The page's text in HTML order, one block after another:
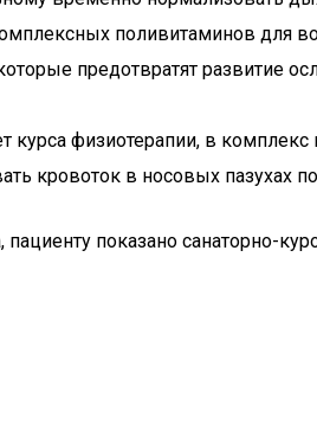
поливитаминов для
предотвратят развитие
курса физиотерапии, в
кровоток в носовых пазухах
показано санаторно-